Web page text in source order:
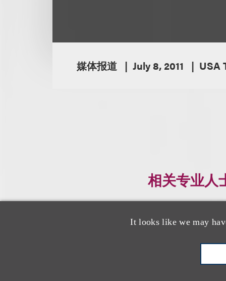
It looks like we may
媒体报道 July 8, 2011 USA
相关专业人